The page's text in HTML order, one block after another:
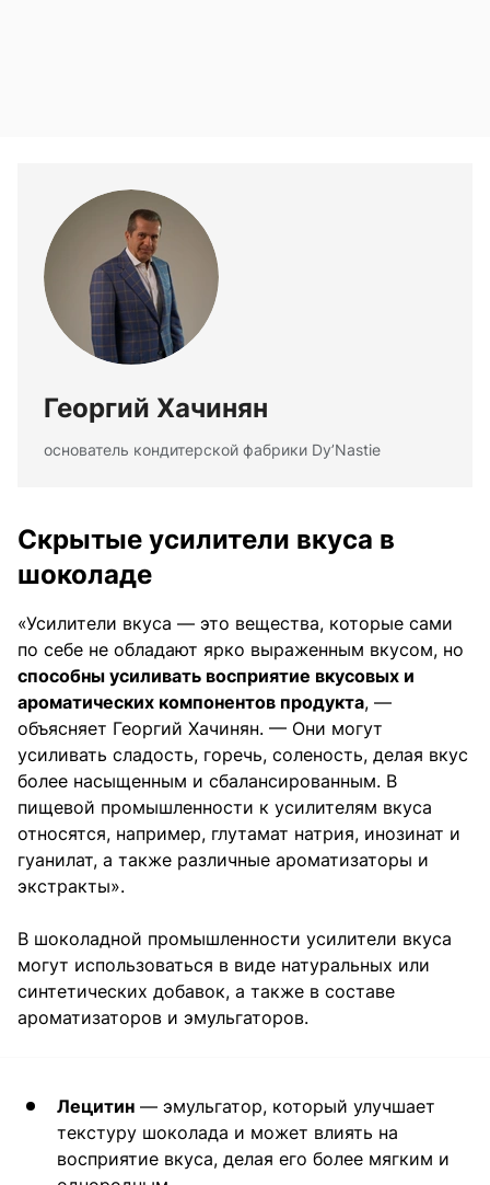
Георгий Хачинян
основатель кондитерской фабрики Dy’Nastie
Скрытые усилители вкуса в
шоколаде
«Усилители вкуса — это вещества, которые сами
по себе не обладают ярко выраженным вкусом, но
способны усиливать восприятие вкусовых и
ароматических компонентов продукта, —
объясняет Георгий Хачинян. — Они могут
усиливать сладость, горечь, соленость, делая вкус
более насыщенным и сбалансированным. В
пищевой промышленности к усилителям вкуса
относятся, например, глутамат натрия, инозинат и
гуанилат, а также различные ароматизаторы и
экстракты».
В шоколадной промышленности усилители вкуса
могут использоваться в виде натуральных или
синтетических добавок, а также в составе
ароматизаторов и эмульгаторов.
Лецитин — эмульгатор, который улучшает
текстуру шоколада и может влиять на
восприятие вкуса, делая его более мягким и